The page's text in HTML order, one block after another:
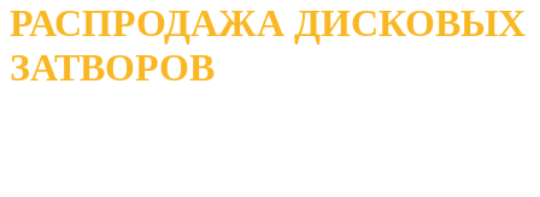
РАСПРОДАЖА ДИСКОВЫХ
ЗАТВОРОВ